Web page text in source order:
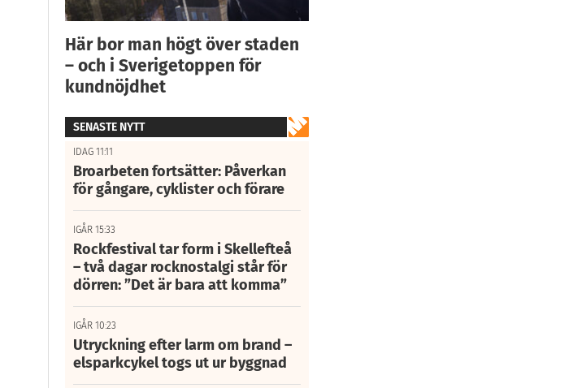
Här bor man högt över staden
– och i Sverigetoppen för
kundnöjdhet
SENASTE NYTT
IDAG 11:11
Broarbeten fortsätter: Påverkan
för gångare, cyklister och förare
IGÅR 15:33
Rockfestival tar form i Skellefteå
– två dagar rocknostalgi står för
dörren: ”Det är bara att komma”
IGÅR 10:23
Utryckning efter larm om brand –
elsparkcykel togs ut ur byggnad